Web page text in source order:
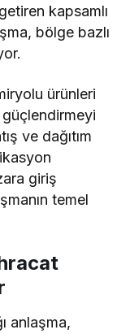
kapsamlı
bölge bazlı
ürünleri
ve dağıtım
giriş
temel
anlaşma,